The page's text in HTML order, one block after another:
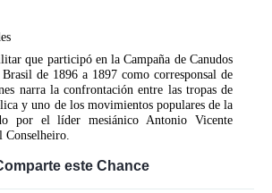
que participó en la Campaña de Canudos
de 1896 a 1897 como corresponsal de
narra la confrontación entre las tropas de
y uno de los movimientos populares de la
por el líder mesiánico Antonio Vicente
Conselheiro.
este Chance